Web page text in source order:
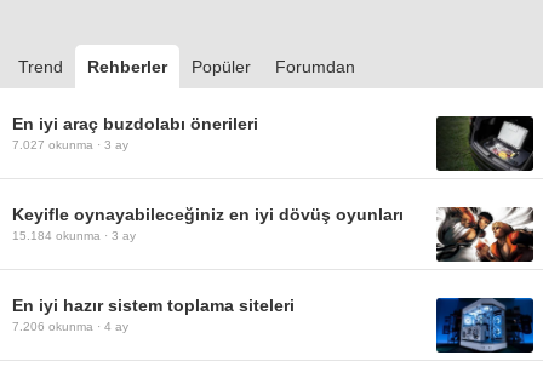
Trend Rehberler Popüler Forumdan
En iyi araç buzdolabı önerileri
7.027 okunma · 3 ay
Keyifle oynayabileceğiniz en iyi dövüş oyunları
15.184 okunma · 3 ay
En iyi hazır sistem toplama siteleri
7.206 okunma · 4 ay